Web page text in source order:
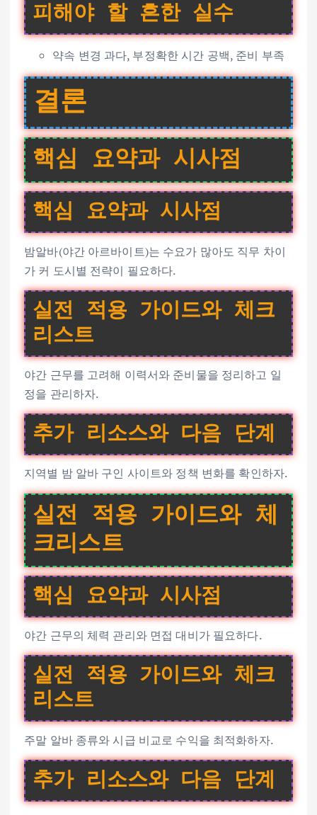
피해야 할 흔한 실수
약속 변경 과다, 부정확한 시간 공백, 준비 부족
결론
핵심 요약과 시사점
핵심 요약과 시사점
밤알바(야간 아르바이트)는 수요가 많아도 직무 차이
가 커 도시별 전략이 필요하다.
실전 적용 가이드와 체크
리스트
야간 근무를 고려해 이력서와 준비물을 정리하고 일
정을 관리하자.
추가 리소스와 다음 단계
지역별 밤 알바 구인 사이트와 정책 변화를 확인하자.
실전 적용 가이드와 체
크리스트
핵심 요약과 시사점
야간 근무의 체력 관리와 면접 대비가 필요하다.
실전 적용 가이드와 체크
리스트
주말 알바 종류와 시급 비교로 수익을 최적화하자.
추가 리소스와 다음 단계